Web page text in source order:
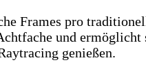
Frames pro
und ermöglicht
genießen.